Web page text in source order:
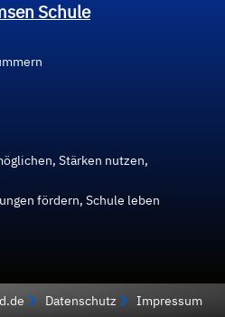
Schule
Stärken nutzen,
fördern, Schule leben
Datenschutz Impressum